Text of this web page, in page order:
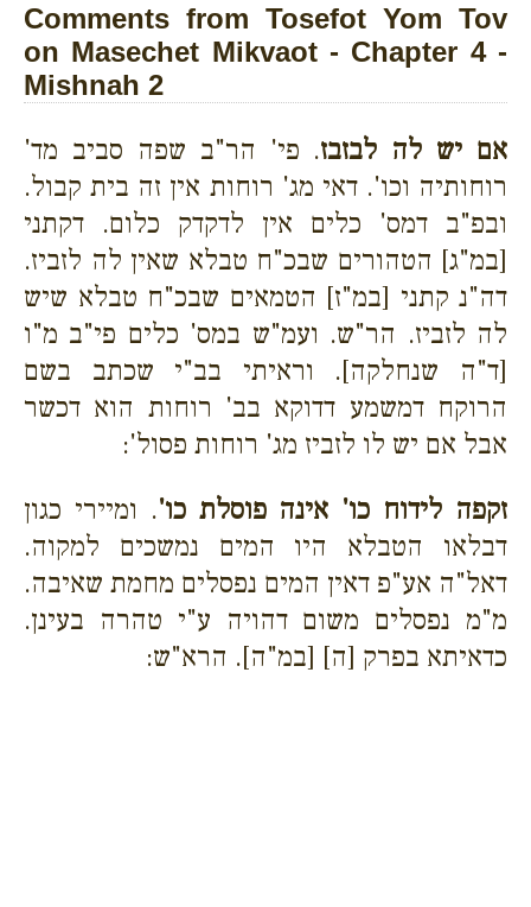
Comments from Tosefot Yom Tov
on Masechet Mikvaot - Chapter 4 -
Mishnah 2
אם יש לה לבזבז. פי' הר"ב שפה סביב מד'
רוחותיה וכו'. דאי מג' רוחות אין זה בית קבול.
ובפ"ב דמס' כלים אין לדקדק כלום. דקתני
[במ"ג] הטהורים שבכ"ח טבלא שאין לה לזביז.
דה"נ קתני [במ"ז] הטמאים שבכ"ח טבלא שיש
לה לזביז. הר"ש. ועמ"ש במס' כלים פי"ב מ"ו
[ד"ה שנחלקה]. וראיתי בב"י שכתב בשם
הרוקח דמשמע דדוקא בב' רוחות הוא דכשר
אבל אם יש לו לזביז מג' רוחות פסול':
זקפה לידוח כו' אינה פוסלת כו'. ומיירי כגון
דבלאו הטבלא היו המים נמשכים למקוה.
דאל"ה אע"פ דאין המים נפסלים מחמת שאיבה.
מ"מ נפסלים משום דהויה ע"י טהרה בעינן.
כדאיתא בפרק [ה] [במ"ה]. הרא"ש: